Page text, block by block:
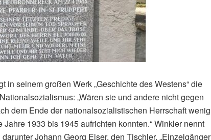
seinem großen Werk „Geschichte des Westens“ die
„Wären sie und andere nicht gegen
dem Ende der nationalsozialistischen Herrschaft wenig
1933 bis 1945 aufrichten konnten.“ Winkler nennt
Johann Georg Elser, den Tischler, „Einzelgänger